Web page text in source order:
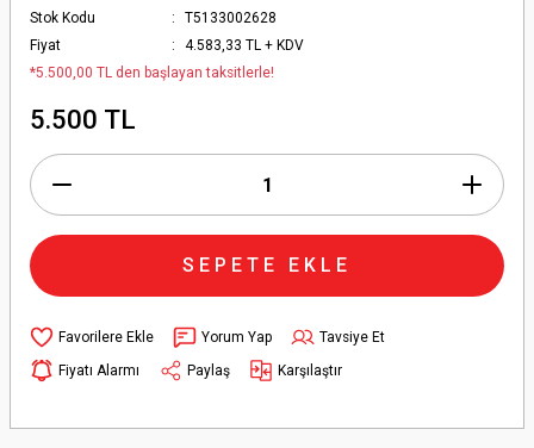
Stok Kodu
T5133002628
Fiyat
4.583,33 TL + KDV
*5.500,00 TL den başlayan taksitlerle!
5.500 TL
SEPETE EKLE
Yorum Yap
Tavsiye Et
Fiyatı Alarmı
Paylaş Karşılaştır